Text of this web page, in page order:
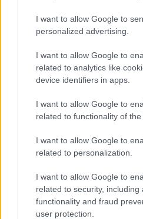
I want to allow Google to
personalized advertising.
I want to allow Google to
related to analytics like
device identifiers in apps.
I want to allow Google to
related to functionality of the
I want to allow Google to
related to personalization.
I want to allow Google to
related to security, including
functionality and fraud
user protection.
Ο ίδιος το αρνείται και
απλάπαρέλαβε τα
σιδηροδρομικό σταθμό,
έχουν στη διάθεση τους
Από τις έρευνες
δύο τους
ωστόσο πιστεύεται ότι
εντολές τρίτου